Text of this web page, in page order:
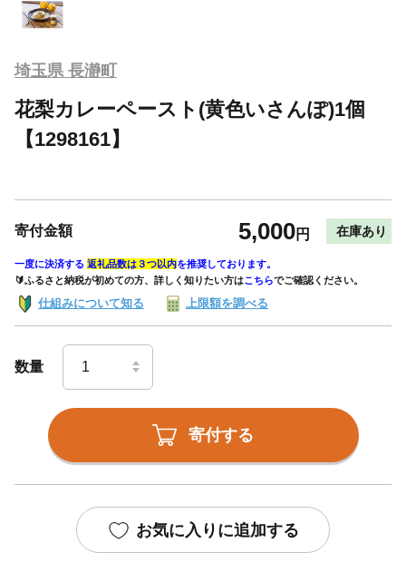
埼玉県 長瀞町
花梨カレーペースト(黄色いさんぽ)1個
【1298161】
寄付金額 5,000円 在庫あり
一度に決済する 返礼品数は３つ以内を推奨しております。
🔰ふるさと納税が初めての方、詳しく知りたい方はこちらでご確認ください。
仕組みについて知る 上限額を調べる
数量
寄付する
お気に入りに追加する